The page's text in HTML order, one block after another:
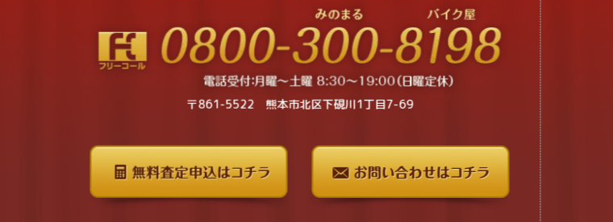
〒861-5522 熊本市北区下硯川1丁目7-69